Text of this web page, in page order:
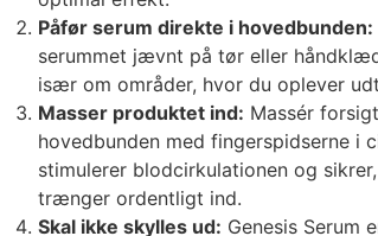
Påfør serum direkte i hovedbunden:
serummet jævnt på tør eller
især om områder, hvor du oplever
Masser produktet ind: Massér
hovedbunden med fingerspidserne i
stimulerer blodcirkulationen og
trænger ordentligt ind.
Skal ikke skylles ud: Genesis Serum